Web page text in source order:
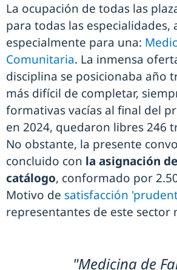
La ocupación de todas las
para todas las especialidades,
especialmente para una:
Comunitaria. La inmensa
disciplina se posicionaba año
más difícil de completar,
formativas vacías al final del
en 2024, quedaron libres 246
No obstante, la presente
concluido con la asignación
catálogo, conformado por
Motivo de satisfacción
representantes de este sector
"Medicina de